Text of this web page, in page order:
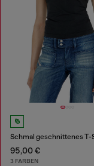
95,00 €
3 FARBEN